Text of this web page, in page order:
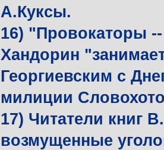
А.Куксы.
16) "Провокаторы
Хандорин
Георгиевским с
милиции
17) Читатели книг
возмущенные